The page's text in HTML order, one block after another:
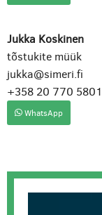
Jukka Koskinen
tõstukite müük
jukka@simeri.fi
+358 20 770 5801
WhatsApp